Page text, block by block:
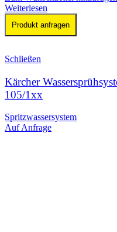
Weiterlesen
Produkt anfragen
Schließen
Kärcher
105/1xx
Spritzwassersystem
Auf Anfrage